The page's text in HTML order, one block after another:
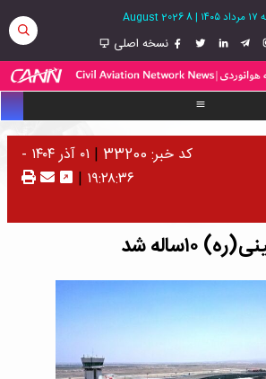
|
8 August 2026
نسخه اصلی
کد خبر: 33200 |
۰۱ آذر ۱۴۰۴ -
۱۹:۲۸:۳۶ |
شد